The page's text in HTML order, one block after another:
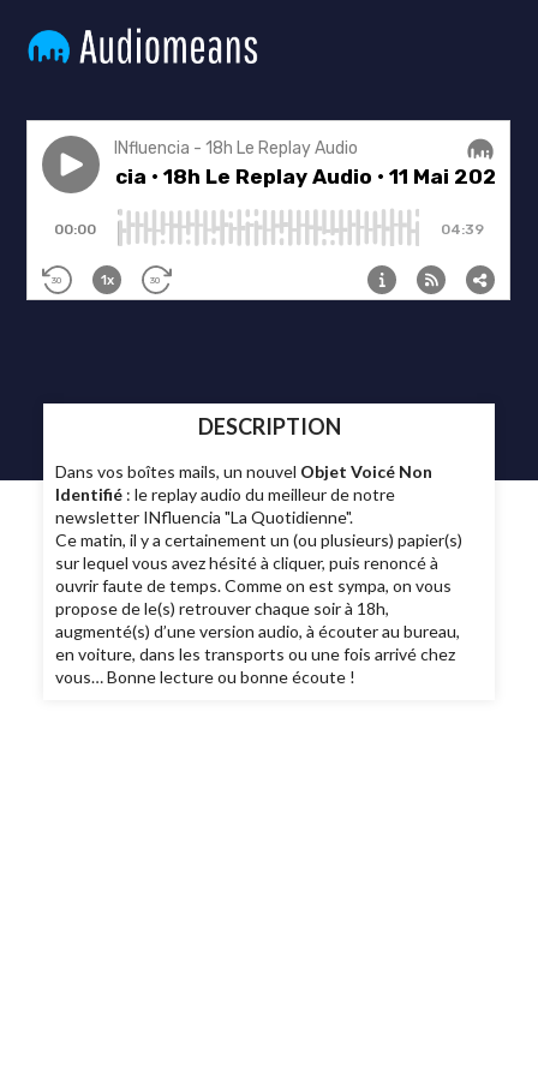
DESCRIPTION
Dans vos boîtes mails, un nouvel Objet Voicé Non
Identifié : le replay audio du meilleur de notre
newsletter INfluencia "La Quotidienne".
Ce matin, il y a certainement un (ou plusieurs) papier(s)
sur lequel vous avez hésité à cliquer, puis renoncé à
ouvrir faute de temps. Comme on est sympa, on vous
propose de le(s) retrouver chaque soir à 18h,
augmenté(s) d’une version audio, à écouter au bureau,
en voiture, dans les transports ou une fois arrivé chez
vous… Bonne lecture ou bonne écoute !